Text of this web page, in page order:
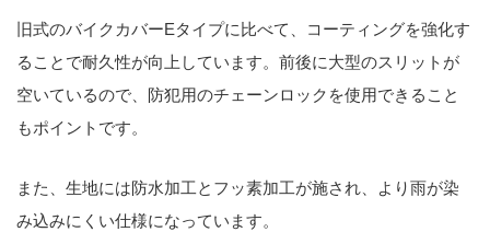
旧式のバイクカバーEタイプに比べて、コーティングを強化す
ることで耐久性が向上しています。前後に大型のスリットが
空いているので、防犯用のチェーンロックを使用できること
もポイントです。
また、生地には防水加工とフッ素加工が施され、より雨が染
み込みにくい仕様になっています。